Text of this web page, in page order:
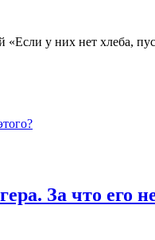
у них нет хлеба,
За что его